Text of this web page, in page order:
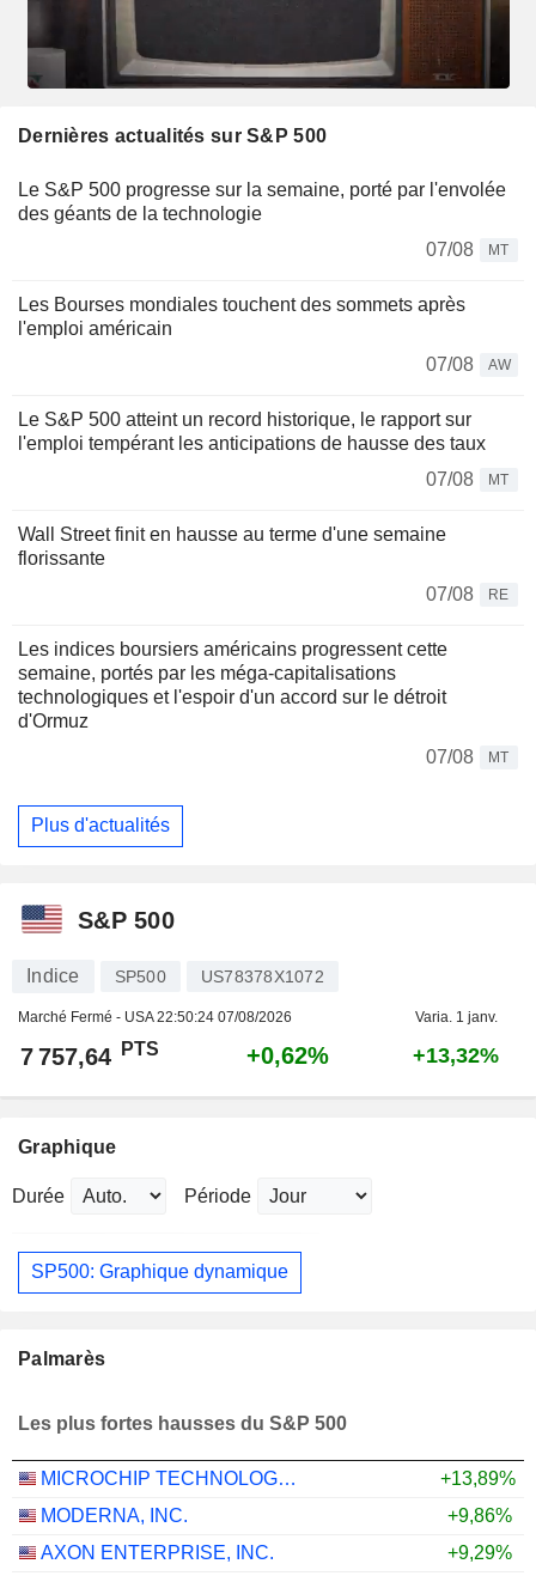
Dernières actualités sur S&P 500
Le S&P 500 progresse sur la semaine, porté par l'envolée
des géants de la technologie
07/08
MT
Les Bourses mondiales touchent des sommets après
l'emploi américain
07/08
AW
Le S&P 500 atteint un record historique, le rapport sur
l'emploi tempérant les anticipations de hausse des taux
07/08
MT
Wall Street finit en hausse au terme d'une semaine
florissante
07/08
RE
Les indices boursiers américains progressent cette
semaine, portés par les méga-capitalisations
technologiques et l'espoir d'un accord sur le détroit
d'Ormuz
07/08
MT
Plus d'actualités
S&P 500
Indice SP500 US78378X1072
Marché Fermé - USA22:50:24 07/08/2026 Varia. 1 janv.
7 757,64 PTS +0,62% +13,32%
Graphique
Durée Période
SP500: Graphique dynamique
Palmarès
Les plus fortes hausses du S&P 500
MICROCHIP TECHNOLOGY INCORPORATED
+13,89%
MODERNA, INC.
+9,86%
AXON ENTERPRISE, INC.
+9,29%